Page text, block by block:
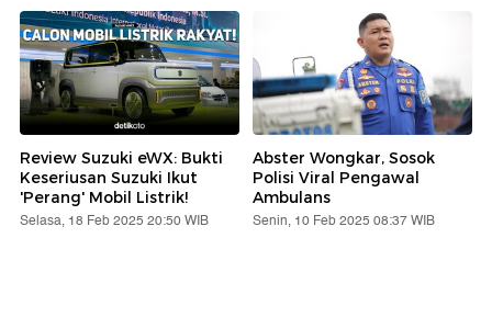
Review Suzuki eWX: Bukti
Keseriusan Suzuki Ikut
'Perang' Mobil Listrik!
Selasa, 18 Feb 2025 20:50 WIB
Abster Wongkar, Sosok
Polisi Viral Pengawal
Ambulans
Senin, 10 Feb 2025 08:37 WIB